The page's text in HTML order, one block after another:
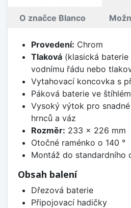
O značce Blanco
Provedení: Chrom
Tlaková(klasická baterie
vodnímu řádu nebo
Vytahovací koncovka s
Páková baterie ve
Vysoký výtok pro
hrnců a váz
Rozměr: 233 x 226 mm
Otočné raménko o 140 °
Montáž do standardního
Obsah balení
Dřezová baterie
Připojovací hadičky